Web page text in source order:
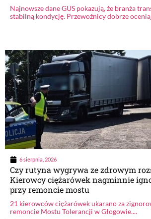
Najnowsze dane GUS pokazują, że branża
stabilną kondycję. Przewoźnicy dobrze
6 sierpnia, 2026
Czy rutyna wygrywa ze zdrowym
Kierowcy ciężarówek nagminnie
przy remoncie mostu
21 kierowców ciężarówek ukarano za
remoncie Mostu Tolerancji w Głogowie....